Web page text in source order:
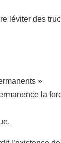
léviter des
»
la